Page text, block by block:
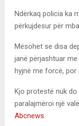
Ndërkaq policia ka
përkujdesur për
Mësohet se disa
janë përjashtuar
hyjnë me forcë, por
Kjo protestë nuk
paralajmëroi një
Abcnews.